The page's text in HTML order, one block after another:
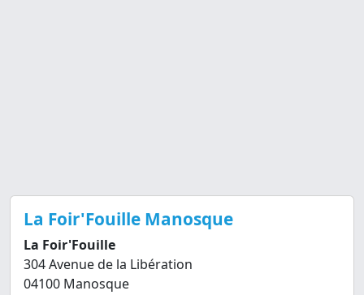
La Foir'Fouille Manosque
La Foir'Fouille
304 Avenue de la Libération
04100 Manosque